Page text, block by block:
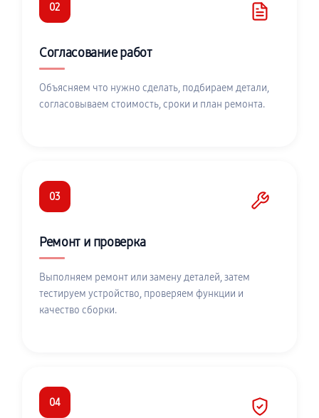
02
Согласование работ
Объясняем что нужно сделать, подбираем детали,
согласовываем стоимость, сроки и план ремонта.
03
Ремонт и проверка
Выполняем ремонт или замену деталей, затем
тестируем устройство, проверяем функции и
качество сборки.
04